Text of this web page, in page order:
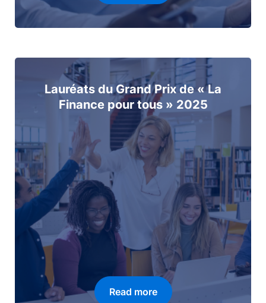
Lauréats du Grand Prix de « La
Finance pour tous » 2025
Read more